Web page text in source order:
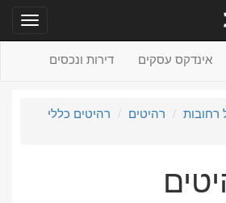
אינדקס עסקים דירות ונכסים
רחובות רהיטים
רהיטים כללי